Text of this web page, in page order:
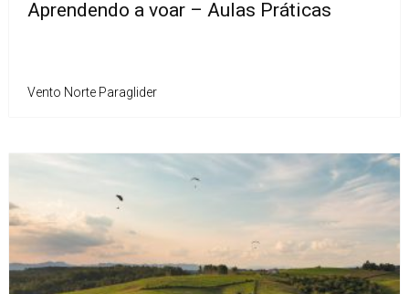
Aprendendo a voar – Aulas Práticas
Vento Norte Paraglider